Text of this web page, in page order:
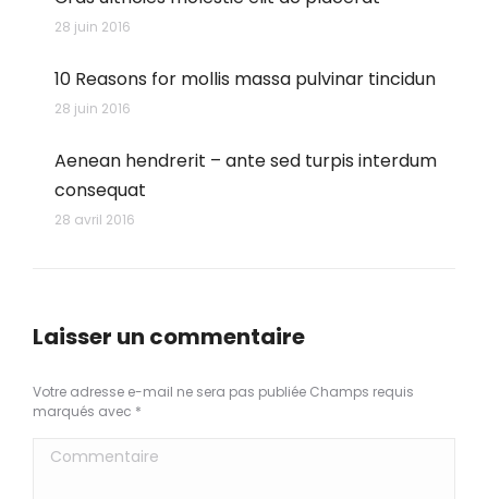
28 juin 2016
10 Reasons for mollis massa pulvinar tincidun
28 juin 2016
Aenean hendrerit – ante sed turpis interdum
consequat
28 avril 2016
Laisser un commentaire
Votre adresse e-mail ne sera pas publiée Champs requis
marqués avec *
Commentaire